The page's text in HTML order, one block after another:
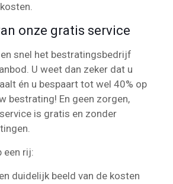
onze gratis service
snel het bestratingsbedrijf
U weet dan zeker dat u
én u bespaart tot wel 40% op
bestrating! En geen zorgen,
is gratis en zonder
een rij:
duidelijk beeld van de kosten